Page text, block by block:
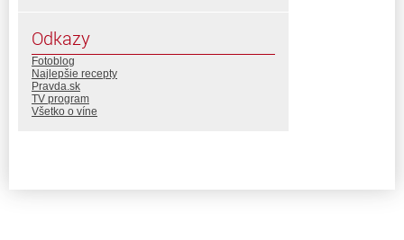
Odkazy
Fotoblog
Najlepšie recepty
Pravda.sk
TV program
Všetko o víne